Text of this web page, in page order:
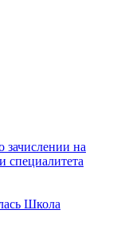
на
специалитета
Школа